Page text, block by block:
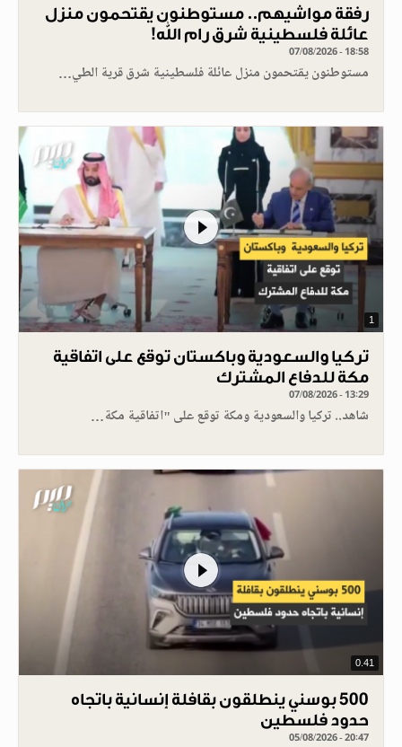
رفقة مواشيهم.. مستوطنون يقتحمون منزل
عائلة فلسطينية شرق رام الله!
07/08/2026 - 18:58
مستوطنون يقتحمون منزل عائلة فلسطينية شرق قرية الطي…
1
تركيا والسعودية وباكستان توقع على اتفاقية
مكة للدفاع المشترك
07/08/2026 - 13:29
شاهد.. تركيا والسعودية ومكة توقع على "اتفاقية مكة…
0.41
500 بوسني ينطلقون بقافلة إنسانية باتجاه
حدود فلسطين
05/08/2026 - 20:47